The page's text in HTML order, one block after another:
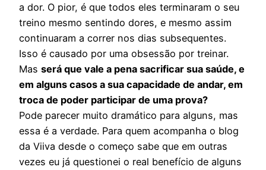
a dor. O pior, é que todos eles terminaram o seu
treino mesmo sentindo dores, e mesmo assim
continuaram a correr nos dias subsequentes.
Isso é causado por uma obsessão por treinar.
Mas será que vale a pena sacrificar sua saúde, e
em alguns casos a sua capacidade de andar, em
troca de poder participar de uma prova?
Pode parecer muito dramático para alguns, mas
essa é a verdade. Para quem acompanha o blog
da Viiva desde o começo sabe que em outras
vezes eu já questionei o real benefício de alguns